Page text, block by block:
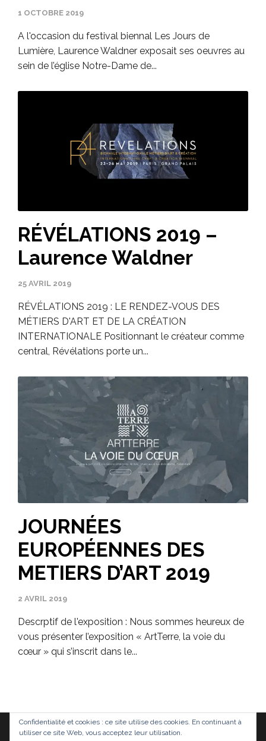
1 OCTOBRE 2019
A l'occasion du festival biennal Les Jours de
Lumière, Laurence Waldner exposait ses oeuvres au
sein de l’église Notre-Dame de...
RÉVÉLATIONS 2019 –
Laurence Waldner
25 AVRIL 2019
RÉVÉLATIONS 2019 : LE RENDEZ-VOUS DES
MÉTIERS D'ART ET DE LA CRÉATION
INTERNATIONALE Positionnant le créateur comme
central, Révélations porte un...
JOURNÉES
EUROPÉENNES DES
METIERS D’ART 2019
2 AVRIL 2019
Descrptif de l'exposition : Nous sommes heureux de
vous présenter l’exposition « ArtTerre, la voie du
cœur » qui s’inscrit dans le...
Confidentialité et cookies : ce site utilise des cookies. En continuant à
utiliser ce site Web, vous acceptez leur utilisation.